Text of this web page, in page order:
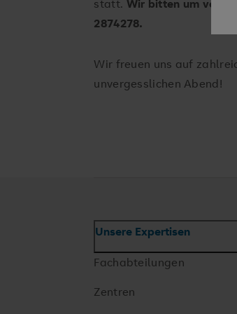
statt. Wir bitten um
2874278.
Wir freuen uns auf
unvergesslichen Abend!
Unsere Expertisen
Fachabteilungen
Zentren